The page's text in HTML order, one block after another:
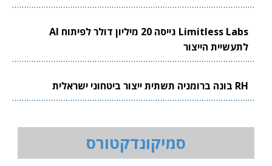
Limitless Labs גייסה 20 מיליון דולר לפיתוח AI
לתעשיית הייצור
RH בונה ברומניה תשתית ייצור ביטחוני ישראלית
סמיקונדקטורס